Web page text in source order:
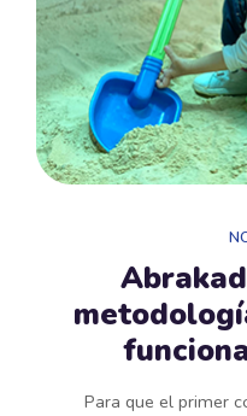
Para que el primer